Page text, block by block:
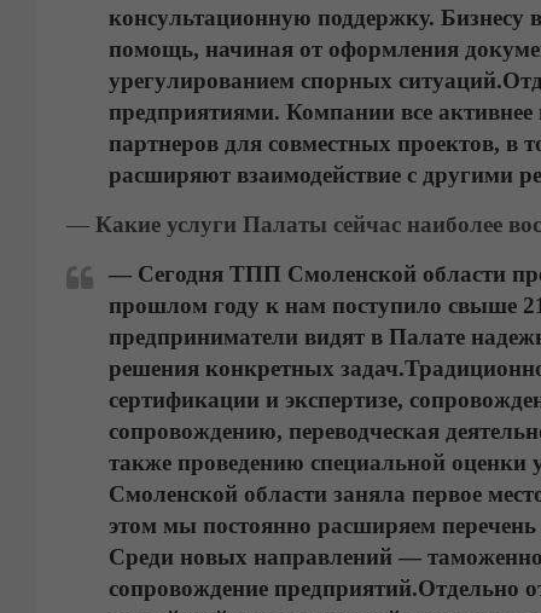
консультационную поддержку.
помощь, начиная от оформления
урегулированием спорных ситуаций.
предприятиями. Компании все
партнеров для совместных проектов, в
расширяют взаимодействие с другими
— Какие услуги Палаты сейчас наиболее
— Сегодня ТПП Смоленской области
прошлом году к нам поступило свыше
предприниматели видят в Палате
решения конкретных задач.
сертификации и экспертизе,
сопровождению, переводческая
также проведению специальной оценки
Смоленской области заняла первое
этом мы постоянно расширяем
Среди новых направлений —
сопровождение предприятий.Отдельно